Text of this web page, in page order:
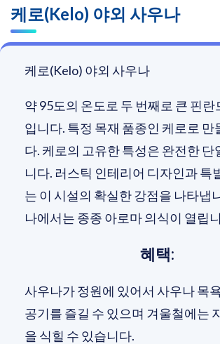
케로(Kelo) 야외 사우나
케로(Kelo) 야외 사우나
약 95도의 온도로 두 번째로 큰 핀
입니다. 특정 목재 품종인 케로로 만
다. 케로의 고유한 특성은 완전한 단
니다. 러스틱 인테리어 디자인과 특
는 이 시설의 확실한 강점을 나타냅
나에서는 종종 아로마 의식이 열립
혜택:
사우나가 정원에 있어서 사우나 목
공기를 즐길 수 있으며 겨울철에는
을 식힐 수 있습니다.